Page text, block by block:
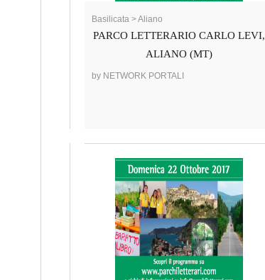
Basilicata > Aliano
PARCO LETTERARIO CARLO LEVI,
ALIANO (MT)
by NETWORK PORTALI